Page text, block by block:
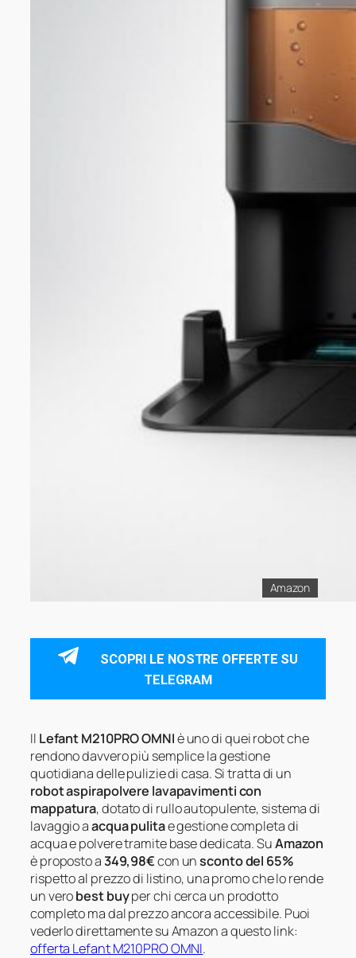
Amazon
SCOPRI LE NOSTRE OFFERTE SU
TELEGRAM
Il Lefant M210PRO OMNIè uno di quei robot che
rendono davvero più semplice la gestione
quotidiana delle pulizie di casa. Si tratta di un
robot aspirapolvere lavapavimenti con
mappatura, dotato di rullo autopulente, sistema di
lavaggio aacqua pulitae gestione completa di
acqua e polvere tramite base dedicata. SuAmazon
è proposto a349,98€con unsconto del 65%
rispetto al prezzo di listino, una promo che lo rende
un verobest buyper chi cerca un prodotto
completo ma dal prezzo ancora accessibile. Puoi
vederlo direttamente su Amazon a questo link:
offerta Lefant M210PRO OMNI.